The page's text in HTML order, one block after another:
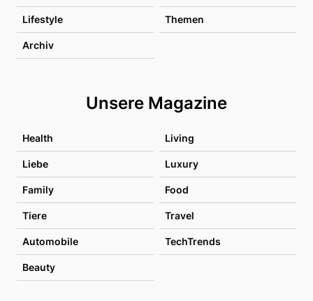
Lifestyle Themen
Archiv
Unsere Magazine
Health Living
Liebe Luxury
Family Food
Tiere Travel
Automobile TechTrends
Beauty